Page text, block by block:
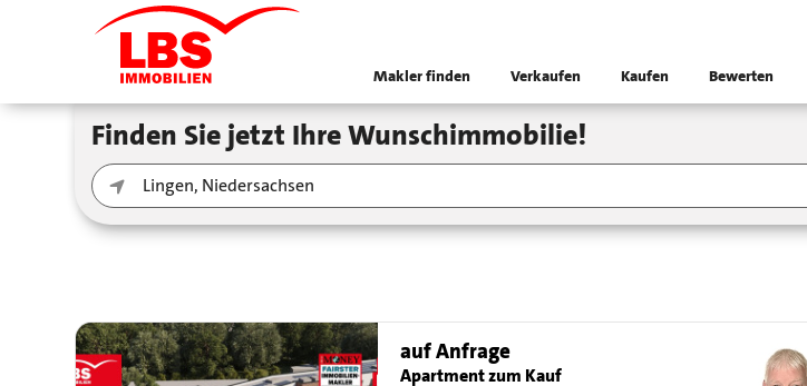
Makler finden Verkaufen Kaufen Bewerten
Finden Sie jetzt Ihre Wunschimmobilie!
auf Anfrage
Apartment zum Kauf